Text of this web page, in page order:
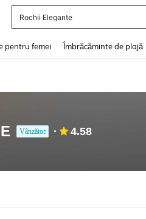
Rochii Elegante
pentru femei Îmbrăcăminte de plajă
Vânzător 4.58